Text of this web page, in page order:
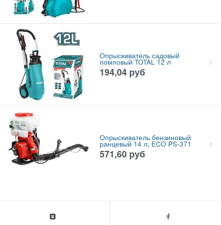
Опрыскиватель садовый
помповый TOTAL 12 л
194,04 руб
Опрыскиватель бензиновый
ранцевый 14 л, ECO PS-371
571,60 руб